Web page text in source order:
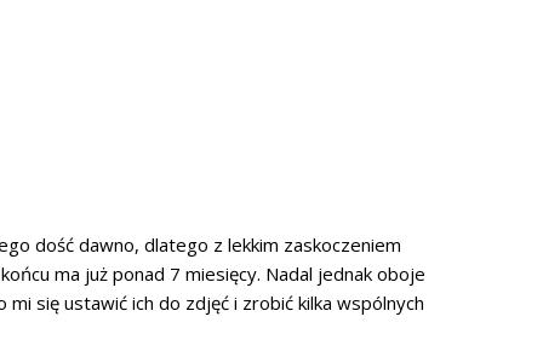
dość dawno, dlatego z lekkim zaskoczeniem
ma już ponad 7 miesięcy. Nadal jednak oboje
się ustawić ich do zdjęć i zrobić kilka wspólnych